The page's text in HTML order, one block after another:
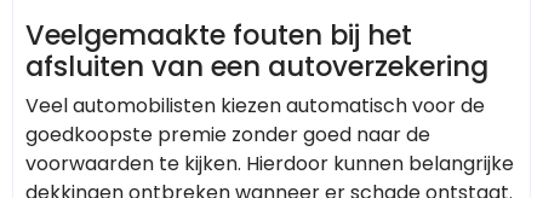
Veelgemaakte fouten bij het
afsluiten van een autoverzekering
Veel automobilisten kiezen automatisch voor de
goedkoopste premie zonder goed naar de
voorwaarden te kijken. Hierdoor kunnen belangrijke
dekkingen ontbreken wanneer er schade ontstaat.